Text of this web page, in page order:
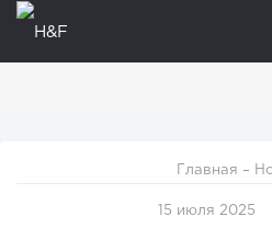
Главная –
15 июля 2025